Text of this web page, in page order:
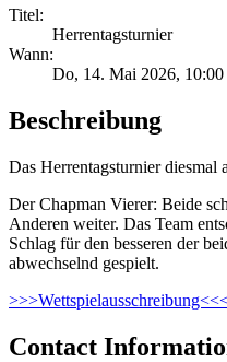
Titel:
Herrentagsturnier
Wann:
Do, 14. Mai 2026,
Beschreibung
Das Herrentagsturnier diesmal
Der Chapman Vierer: Beide
Anderen weiter. Das Team
Schlag für den besseren der
abwechselnd gespielt.
Contact